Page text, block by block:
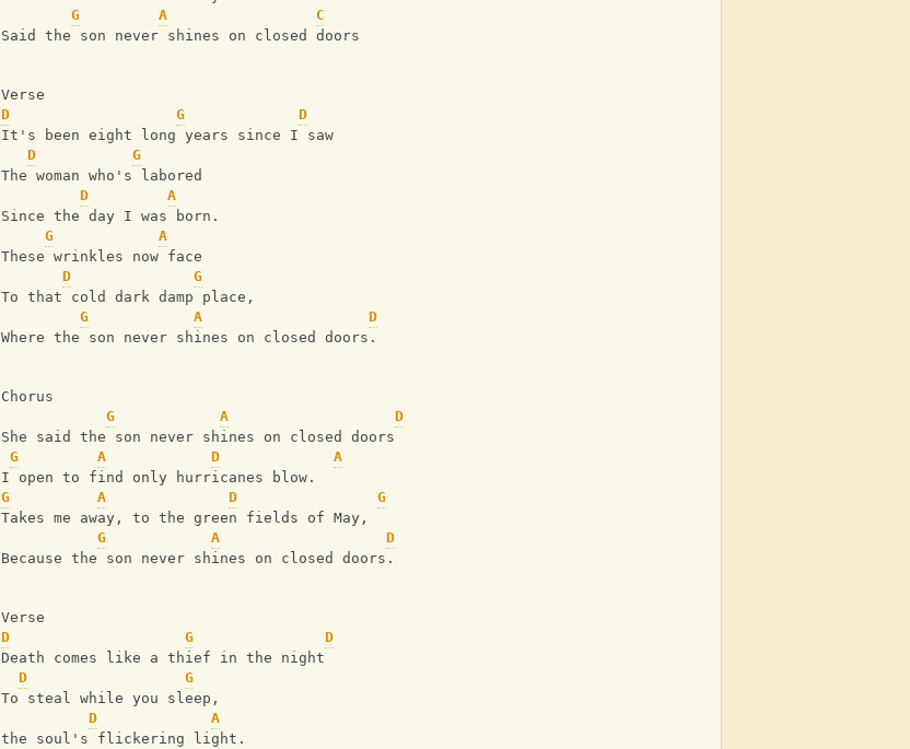
G
A
C
Said the son never shines on closed doors
Verse
D
G
D
It's been eight long years since I saw
D
G
The woman who's labored
D
A
Since the day I was born.
G
A
These wrinkles now face
D
G
To that cold dark damp place,
G
A
D
Where the son never shines on closed doors.
Chorus
G
A
D
She said the son never shines on closed doors
G
A D
A
I open to find only hurricanes blow.
G
A D
G
Takes me away, to the green fields of May,
G
A
D
Because the son never shines on closed doors.
Verse
D
G
D
Death comes like a thief in the night
D
G
To steal while you sleep,
D
A
the soul's flickering light.